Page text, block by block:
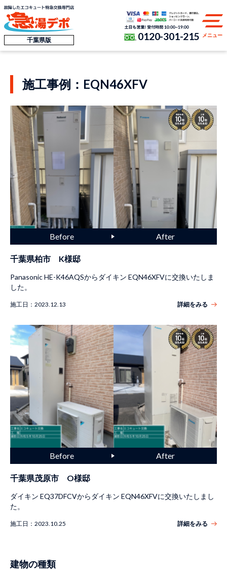
千葉県版 0120-301-215 メニュー
施工事例：EQN46XFV
千葉県柏市 K様邸
Panasonic HE-K46AQSからダイキン EQN46XFVに交換いたしま
した。
施工日： 2023.12.13 詳細をみる
千葉県茂原市 O様邸
ダイキン EQ37DFCVからダイキン EQN46XFVに交換いたしまし
た。
施工日： 2023.10.25 詳細をみる
建物の種類